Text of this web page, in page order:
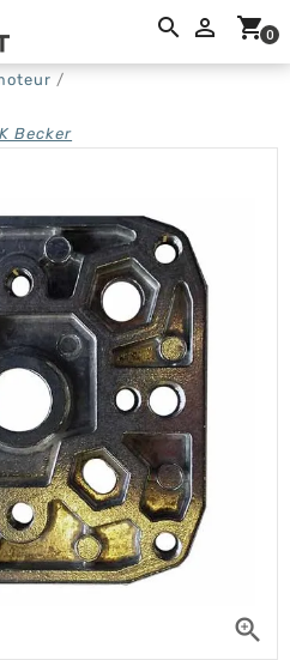
 shopping_cart0
Becker
